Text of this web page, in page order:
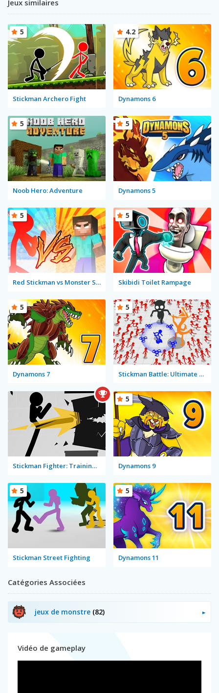
Jeux similaires
Stickman Archero Fight
5
Dynamons 6
4.2
Noob Hero: Adventure
5
Dynamons 5
5
Red Stickman vs Monster School
5
Skibidi Toilet Rampage
5
Dynamons 7
5
Stickman Battle: Ultimate Fight
5
Stickman Fighter: Training Camp Dynamons 9
5
Stickman Street Fighting
5
Dynamons 11
5
Catégories Associées
jeux de monstre (82)
Vidéo de gameplay